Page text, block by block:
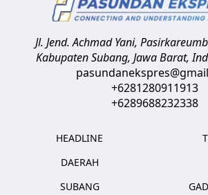
Jl. Jend. Achmad Yani,
Kabupaten Subang, Jawa Barat,
+6281280911913
+6289688232338
HEADLINE
DAERAH
SUBANG